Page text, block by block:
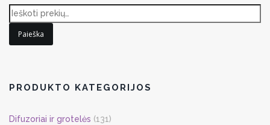
Paieška
PRODUKTO KATEGORIJOS
Difuzoriai ir grotelės (131)